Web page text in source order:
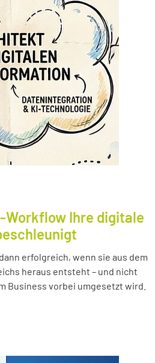
Workflow Ihre digitale
erfolgreich, wenn sie aus dem
heraus entsteht – und nicht
Business vorbei umgesetzt wird.